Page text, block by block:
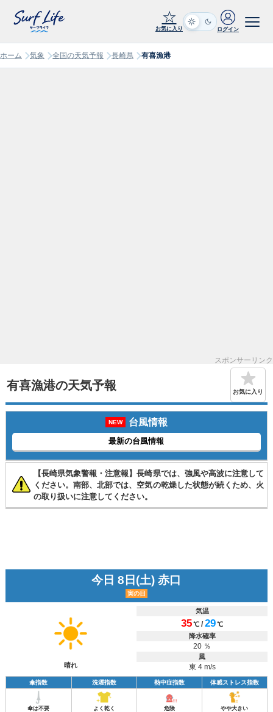
☆
お気に入り ログイン
ホーム 気象 全国の天気予報 長崎県 有喜漁港
スポンサーリンク
有喜漁港の天気予報 お気に入り
NEW 台風情報
最新の台風情報
【長崎県気象警報・注意報】長崎県では、強風や高波に注意して
ください。南部、北部では、空気の乾燥した状態が続くため、火
の取り扱いに注意してください。
今日 8日(土) 赤口
寅の日
晴れ
気温
35℃ /29℃
降水確率
20 ％
風
東 4 m/s
傘指数 洗濯指数 熱中症指数 体感ストレス指数
傘は不要 よく乾く 危険 やや大きい